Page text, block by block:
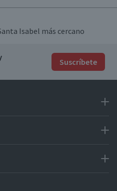
Isabel más cercano
Suscríbete